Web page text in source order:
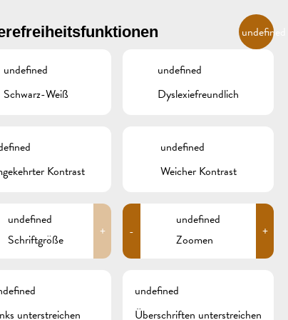
DE
ÜBERNACHTEN UND ESSEN
RESTAURANTS & CAFÉS
CAMPCAR
GALERIE
undefined
undefined
Schwarz-Weiß
undefined
Dyslexiefreundlich
Kontrast
undefined
Weicher Kontrast
undefined
Schriftgröße
+ -
undefined
Zoomen
+
unterstreichen
undefined
Überschriften unterstreichen